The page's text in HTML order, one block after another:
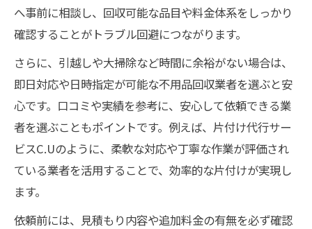
信頼できる不用品回収業者の見極め方
口コミや評判を活用した業者選定の方法
悪質な不用品回収業者を避けるための注意
点
不用品回収業者の比較で見るべきポイント
回収の早さを重視するなら押さえたい注意点
備
へ事前に相談し、回収可能な品目や料金体系をしっかり
確認することがトラブル回避につながります。
さらに、引越しや大掃除など時間に余裕がない場合は、
即日対応や日時指定が可能な不用品回収業者を選ぶと安
心です。口コミや実績を参考に、安心して依頼できる業
者を選ぶこともポイントです。例えば、片付け代行サー
ビスC.Uのように、柔軟な対応や丁寧な作業が評価され
ている業者を活用することで、効率的な片付けが実現し
ます。
依頼前には、見積もり内容や追加料金の有無を必ず確認